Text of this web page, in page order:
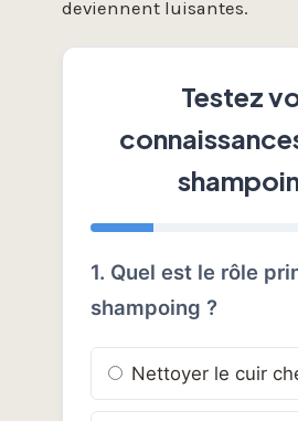
deviennent luisantes.
Testez
1. Quel est le rôle
shampoing ?
Nettoyer le cuir